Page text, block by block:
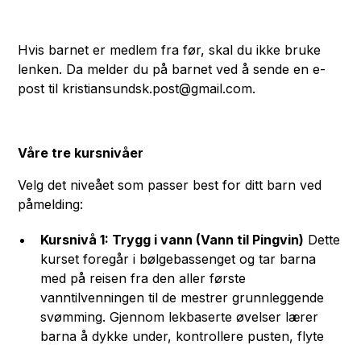
Hvis barnet er medlem fra før, skal du ikke bruke
lenken. Da melder du på barnet ved å sende en e-
post til kristiansundsk.post@gmail.com.
Våre tre kursnivåer
Velg det niveået som passer best for ditt barn ved
påmelding:
Kursnivå 1: Trygg i vann (Vann til Pingvin) Dette
kurset foregår i bølgebassenget og tar barna
med på reisen fra den aller første
vanntilvenningen til de mestrer grunnleggende
svømming. Gjennom lekbaserte øvelser lærer
barna å dykke under, kontrollere pusten, flyte